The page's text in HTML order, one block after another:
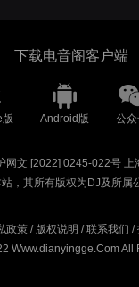
下载电音阁客户端
Android版 公
网文 [2022] 0245-022号 上
，其所有版权为DJ及所属
政策/ 版权说明 /联系我们 /
Www.dianyingge.Com All